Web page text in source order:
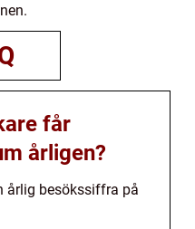
får
årligen?
årlig besökssiffra på